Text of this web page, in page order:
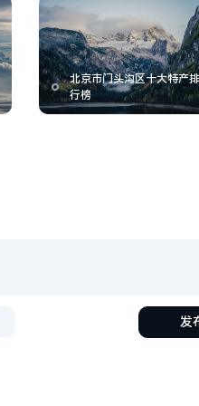
北京市门头沟区十大特产排
行榜
发